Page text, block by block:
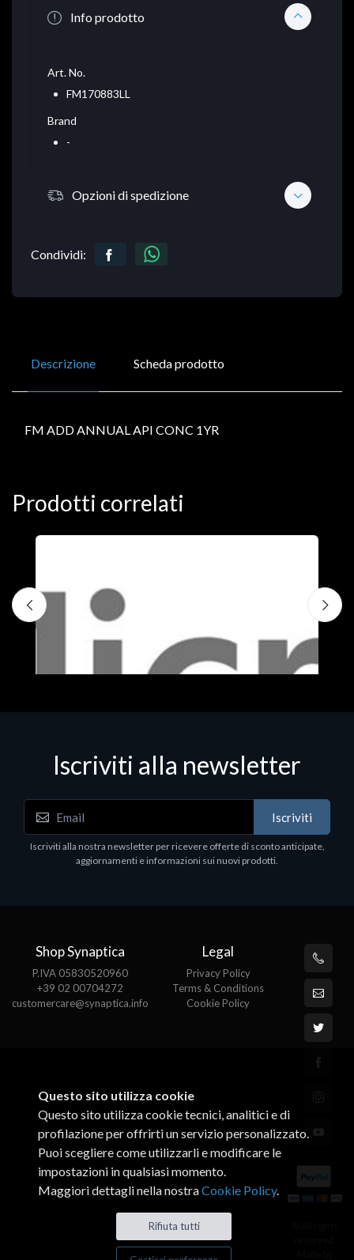
Info prodotto
Art. No.
FM170883LL
Brand
-
Opzioni di spedizione
Condividi:
Descrizione Scheda prodotto
FM ADD ANNUAL API CONC 1YR
Prodotti correlati
Software - Office Productivity
MS OFFICE H&S 2021 ESD
Iscriviti alla newsletter
Iscriviti
Iscriviti alla nostra newsletter per ricevere offerte di sconto anticipate,
aggiornamenti e informazioni sui nuovi prodotti.
Shop Synaptica
P.IVA 05830520960
+39 02 00704272
customercare@synaptica.info
Legal
Privacy Policy
Terms & Conditions
Cookie Policy
Questo sito utilizza cookie
Questo sito utilizza cookie tecnici, analitici e di
profilazione per offrirti un servizio personalizzato.
Puoi scegliere come utilizzarli e modificare le
impostazioni in qualsiasi momento.
Maggiori dettagli nella nostraCookie Policy.
Rifiuta tutti